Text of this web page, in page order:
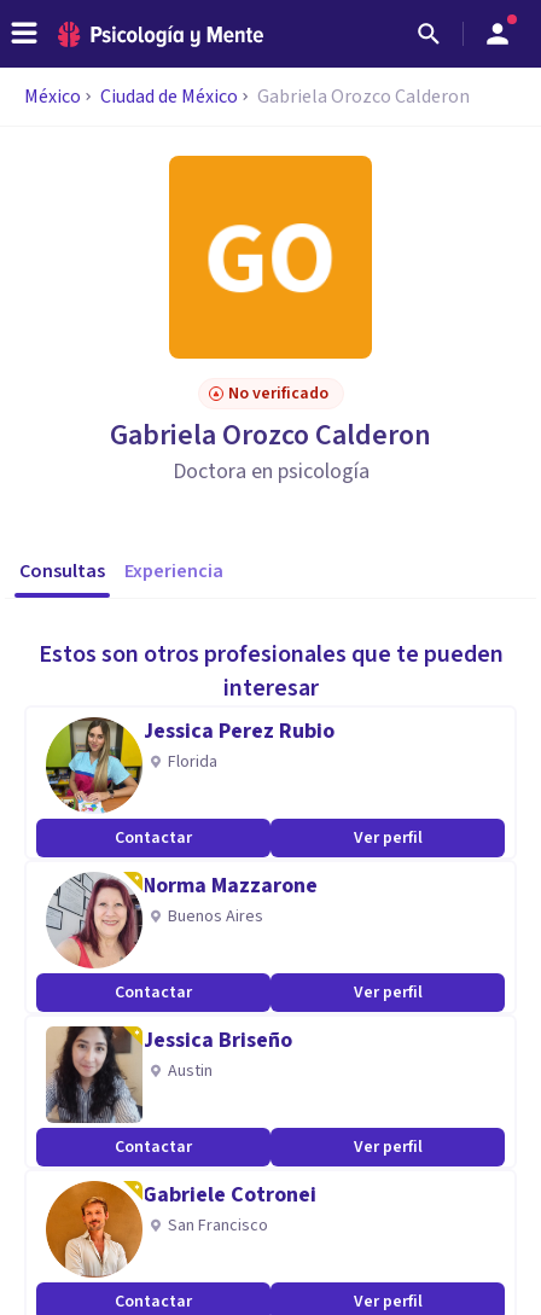
México Ciudad de México Gabriela Orozco Calderon
No verificado
Gabriela Orozco Calderon
Doctora en psicología
Consultas Experiencia
Estos son otros profesionales que te pueden
interesar
Jessica Perez Rubio
Florida
Contactar Ver perfil
Norma Mazzarone
Buenos Aires
Contactar Ver perfil
Jessica Briseño
Austin
Contactar Ver perfil
Gabriele Cotronei
San Francisco
Contactar Ver perfil